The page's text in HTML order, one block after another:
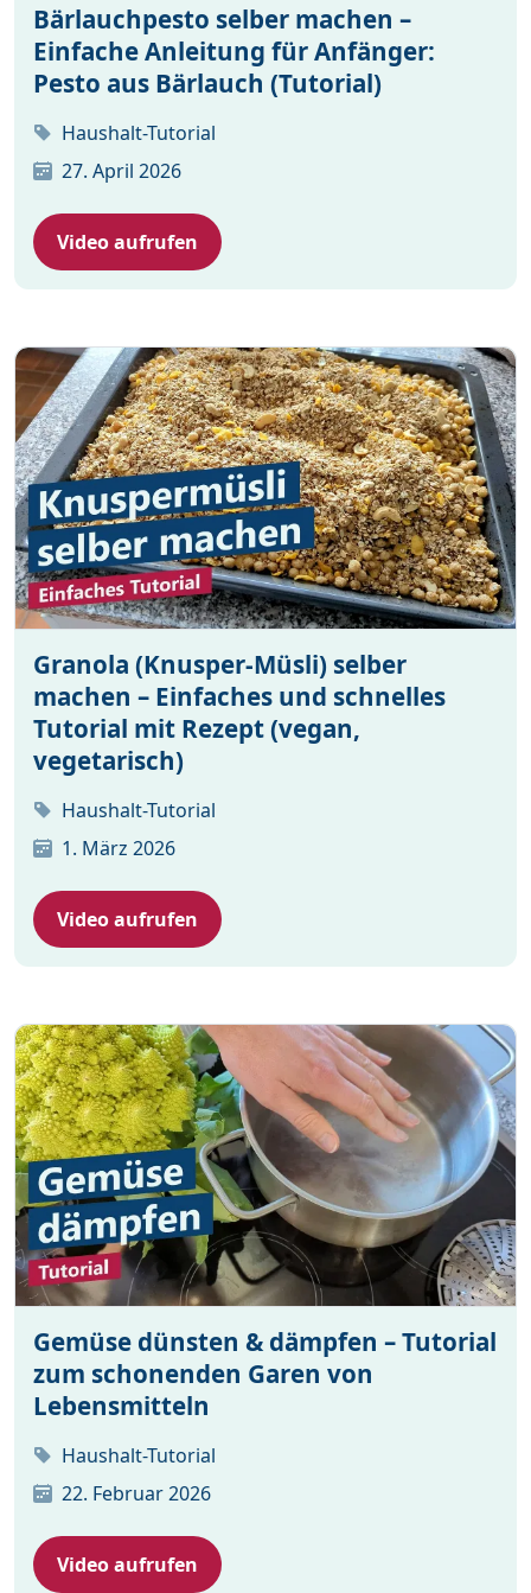
Bärlauchpesto selber machen –
Einfache Anleitung für Anfänger:
Pesto aus Bärlauch (Tutorial)
Haushalt-Tutorial
27. April 2026
Video aufrufen
Granola (Knusper-Müsli) selber
machen – Einfaches und schnelles
Tutorial mit Rezept (vegan,
vegetarisch)
Haushalt-Tutorial
1. März 2026
Video aufrufen
Gemüse dünsten & dämpfen – Tutorial
zum schonenden Garen von
Lebensmitteln
Haushalt-Tutorial
22. Februar 2026
Video aufrufen